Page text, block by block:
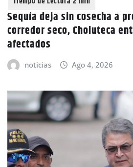
Sequía deja sin cosecha a
corredor seco, Choluteca
afectados
noticias Ago 4, 2026